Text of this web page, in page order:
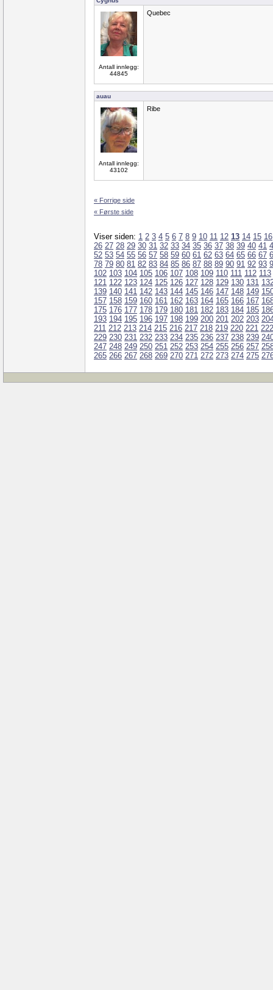
Antall innlegg:
44845
Quebec
auau
Antall innlegg:
43102
Ribe
« Forrige side
« Første side
Viser siden: 1 2 3 4 5 6 7 8 9 10 11 12 13 14 15 16
26 27 28 29 30 31 32 33 34 35 36 37 38 39 40 41
52 53 54 55 56 57 58 59 60 61 62 63 64 65 66 67
78 79 80 81 82 83 84 85 86 87 88 89 90 91 92 93
102 103 104 105 106 107 108 109 110 111 112 113
121 122 123 124 125 126 127 128 129 130 131
139 140 141 142 143 144 145 146 147 148 149
157 158 159 160 161 162 163 164 165 166 167
175 176 177 178 179 180 181 182 183 184 185
193 194 195 196 197 198 199 200 201 202 203
211 212 213 214 215 216 217 218 219 220 221 222
229 230 231 232 233 234 235 236 237 238 239
247 248 249 250 251 252 253 254 255 256 257
265 266 267 268 269 270 271 272 273 274 275